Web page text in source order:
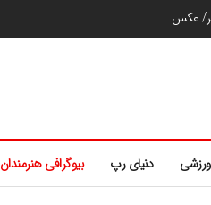
عکس
دنیای رپ بیوگرافی هنرمندان